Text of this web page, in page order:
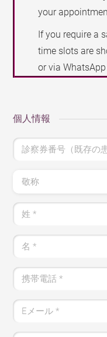
your
If you require a
time slots are
or via WhatsApp
個人情報
診察券番号（既存の
敬称
姓*
名*
携帯電話*
Eメール*